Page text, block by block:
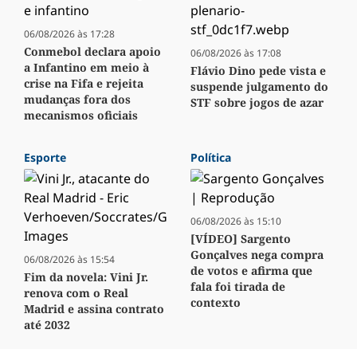
06/08/2026 às 17:28
Conmebol declara apoio
a Infantino em meio à
crise na Fifa e rejeita
mudanças fora dos
mecanismos oficiais
06/08/2026 às 17:08
Flávio Dino pede vista e
suspende julgamento do
STF sobre jogos de azar
Esporte
06/08/2026 às 15:54
Fim da novela: Vini Jr.
renova com o Real
Madrid e assina contrato
até 2032
Política
06/08/2026 às 15:10
[VÍDEO] Sargento
Gonçalves nega compra
de votos e afirma que
fala foi tirada de
contexto